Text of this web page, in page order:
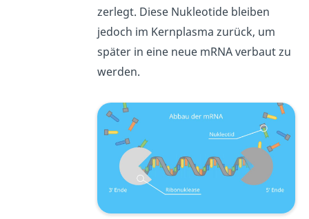
zerlegt. Diese Nukleotide bleiben
jedoch im Kernplasma zurück, um
später in eine neue mRNA verbaut zu
werden.